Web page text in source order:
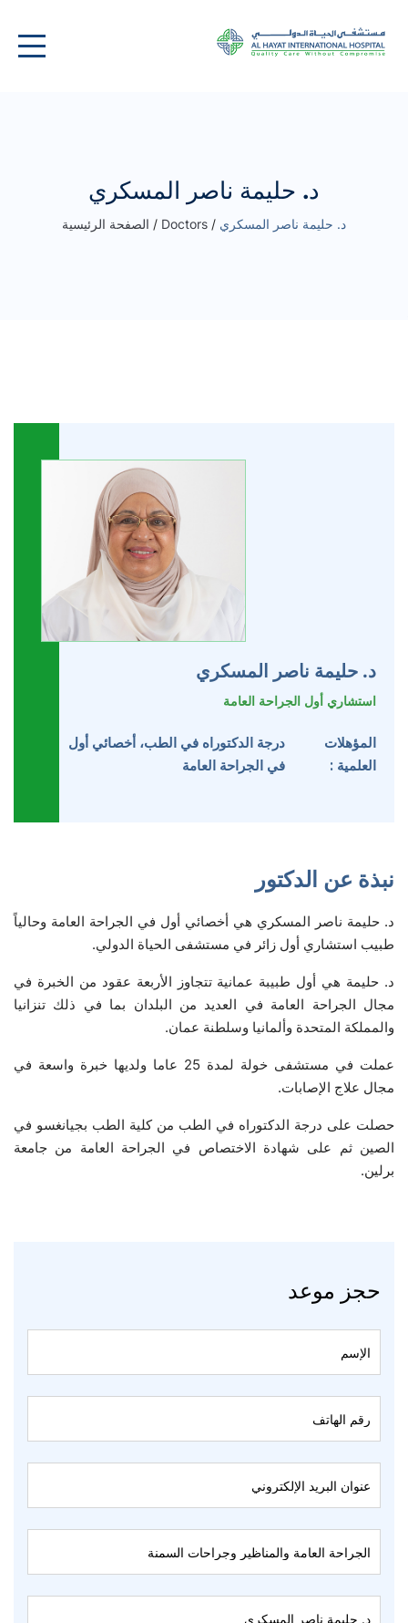
د. حليمة ناصر المسكري
الصفحة الرئيسية / Doctors / د. حليمة ناصر المسكري
د. حليمة ناصر المسكري
استشاري أول الجراحة العامة
المؤهلات
العلمية :
درجة الدكتوراه في الطب، أخصائي أول
في الجراحة العامة
نبذة عن الدكتور
د. حليمة ناصر المسكري هي أخصائي أول في الجراحة العامة وحالياً
طبيب استشاري أول زائر في مستشفى الحياة الدولي.
د. حليمة هي أول طبيبة عمانية تتجاوز الأربعة عقود من الخبرة في
مجال الجراحة العامة في العديد من البلدان بما في ذلك تنزانيا
والمملكة المتحدة وألمانيا وسلطنة عمان.
عملت في مستشفى خولة لمدة 25 عاما ولديها خبرة واسعة في
مجال علاج الإصابات.
حصلت على درجة الدكتوراه في الطب من كلية الطب بجيانغسو في
الصين ثم على شهادة الاختصاص في الجراحة العامة من جامعة
برلين.
حجز موعد
Book